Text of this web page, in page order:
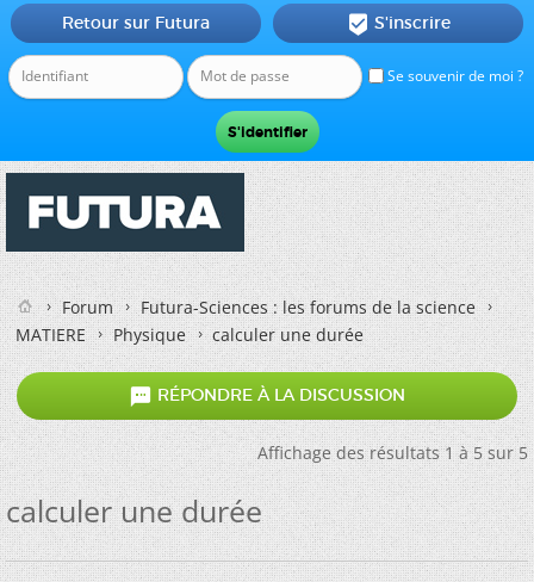
Se souvenir de moi ?
Retour sur Futura  S'inscrire
Forum
Futura-Sciences : les forums de la science
MATIERE
Physique calculer une durée
 RÉPONDRE À LA DISCUSSION
Affichage des résultats 1 à 5 sur 5
calculer une durée